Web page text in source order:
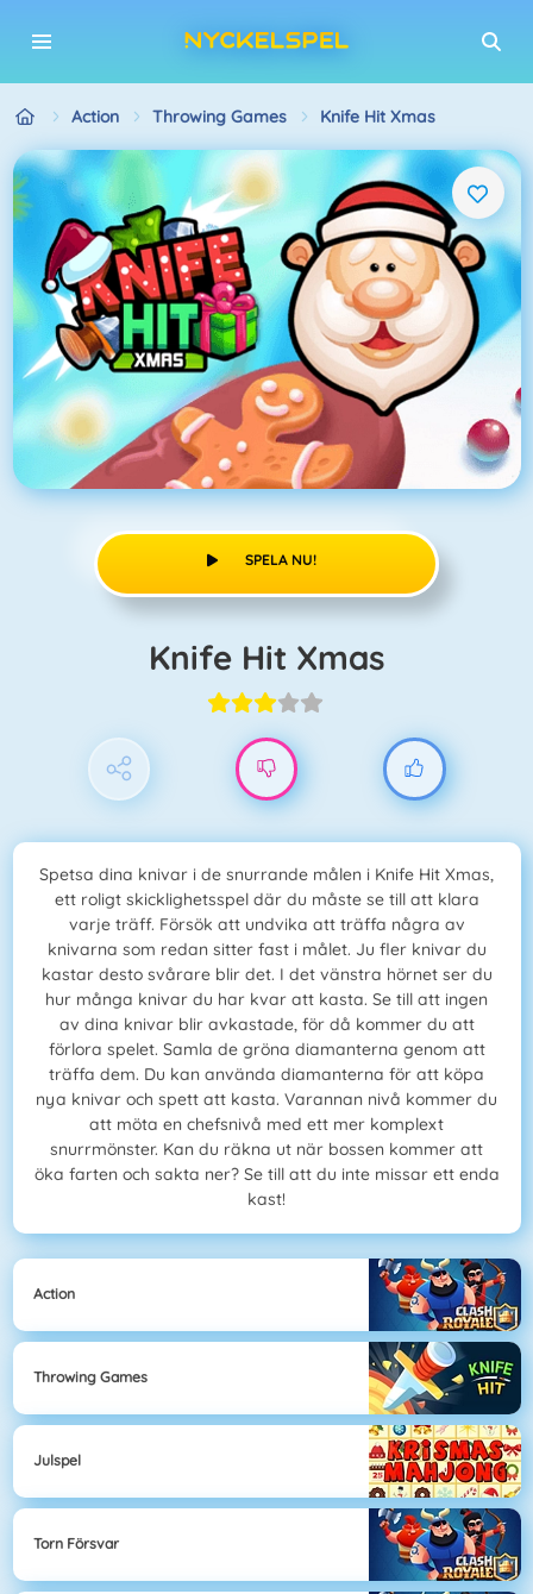
Action Throwing Games Knife Hit Xmas
SPELA NU!
Knife Hit Xmas
Spetsa dina knivar i de snurrande målen i Knife Hit Xmas,
ett roligt skicklighetsspel där du måste se till att klara
varje träff. Försök att undvika att träffa några av
knivarna som redan sitter fast i målet. Ju fler knivar du
kastar desto svårare blir det. I det vänstra hörnet ser du
hur många knivar du har kvar att kasta. Se till att ingen
av dina knivar blir avkastade, för då kommer du att
förlora spelet. Samla de gröna diamanterna genom att
träffa dem. Du kan använda diamanterna för att köpa
nya knivar och spett att kasta. Varannan nivå kommer du
att möta en chefsnivå med ett mer komplext
snurrmönster. Kan du räkna ut när bossen kommer att
öka farten och sakta ner? Se till att du inte missar ett enda
kast!
Action
Throwing Games
Julspel
Torn Försvar